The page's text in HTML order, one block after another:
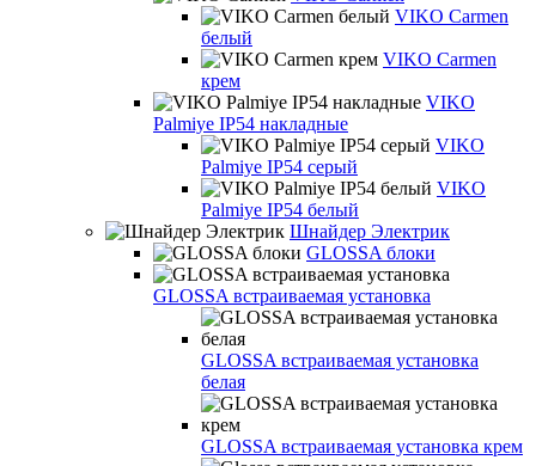
VIKO Carmen
белый
VIKO Carmen
крем
VIKO
Palmiye IP54 накладные
VIKO
Palmiye IP54 серый
VIKO
Palmiye IP54 белый
Шнайдер Электрик
GLOSSA блоки
GLOSSA встраиваемая установка
GLOSSA встраиваемая установка
белая
GLOSSA встраиваемая установка крем